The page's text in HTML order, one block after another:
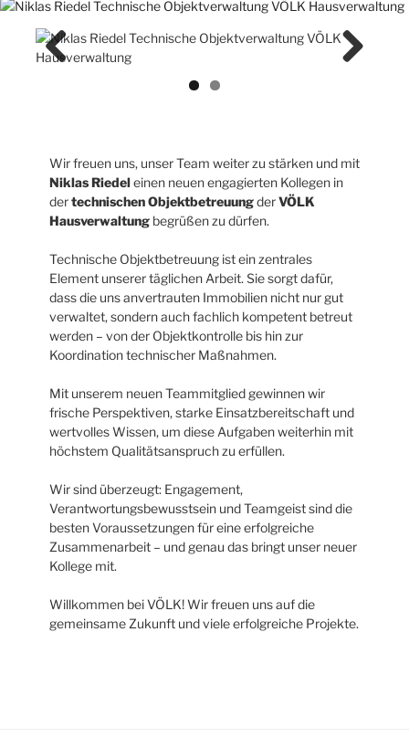
Wir freuen uns, unser Team weiter zu stärken und mit
Niklas Riedeleinen neuen engagierten Kollegen in
dertechnischen ObjektbetreuungderVÖLK
Hausverwaltung begrüßen zu dürfen.
Technische Objektbetreuung ist ein zentrales
Element unserer täglichen Arbeit. Sie sorgt dafür,
dass die uns anvertrauten Immobilien nicht nur gut
verwaltet, sondern auch fachlich kompetent betreut
werden – von der Objektkontrolle bis hin zur
Koordination technischer Maßnahmen.
Mit unserem neuen Teammitglied gewinnen wir
frische Perspektiven, starke Einsatzbereitschaft und
wertvolles Wissen, um diese Aufgaben weiterhin mit
höchstem Qualitätsanspruch zu erfüllen.
Wir sind überzeugt: Engagement,
Verantwortungsbewusstsein und Teamgeist sind die
besten Voraussetzungen für eine erfolgreiche
Zusammenarbeit – und genau das bringt unser neuer
Kollege mit.
Willkommen bei VÖLK! Wir freuen uns auf die
gemeinsame Zukunft und viele erfolgreiche Projekte.